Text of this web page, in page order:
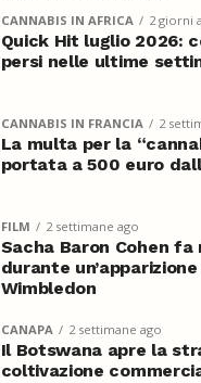
CANNABIS IN AFRICA 2 giorni
Quick Hit luglio 2026:
persi nelle ultime
CANNABIS IN FRANCIA 2
La multa per la
portata a 500 euro
FILM 2 settimane ago
Sacha Baron Cohen fa
durante
Wimbledon
CANAPA 2 settimane ago
Il Botswana apre la
coltivazione